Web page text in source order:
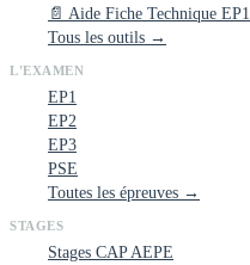
📄 Aide Fiche Technique EP1
Tous les outils →
L'EXAMEN
EP1
EP2
EP3
PSE
Toutes les épreuves →
STAGES
Stages CAP AEPE